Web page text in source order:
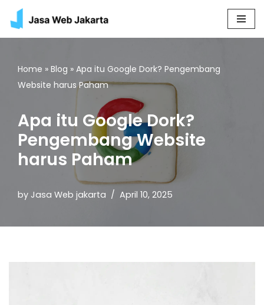
Skip
content
Home » Blog » Apa itu Google Dork? Pengembang
Website harus Paham
Apa itu Google Dork?
Pengembang Website
harus Paham
by Jasa Web jakarta April 10, 2025